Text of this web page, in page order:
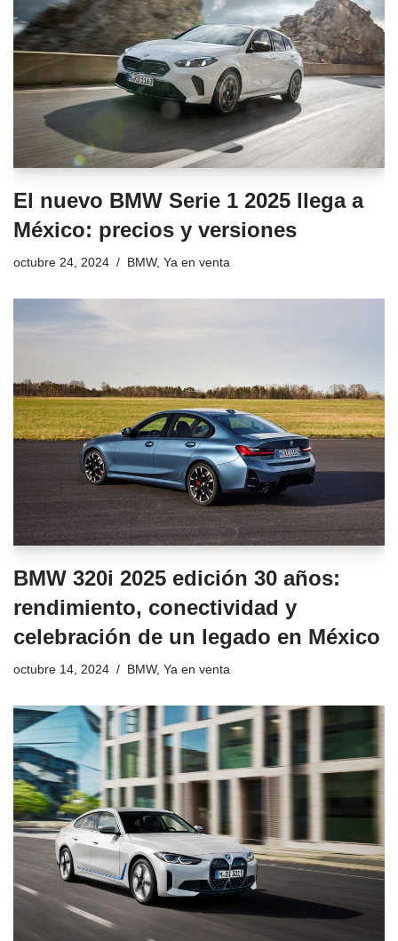
El nuevo BMW Serie 1 2025 llega a
México: precios y versiones
octubre 24, 2024 BMW, Ya en venta
BMW 320i 2025 edición 30 años:
rendimiento, conectividad y
celebración de un legado en México
octubre 14, 2024 BMW, Ya en venta